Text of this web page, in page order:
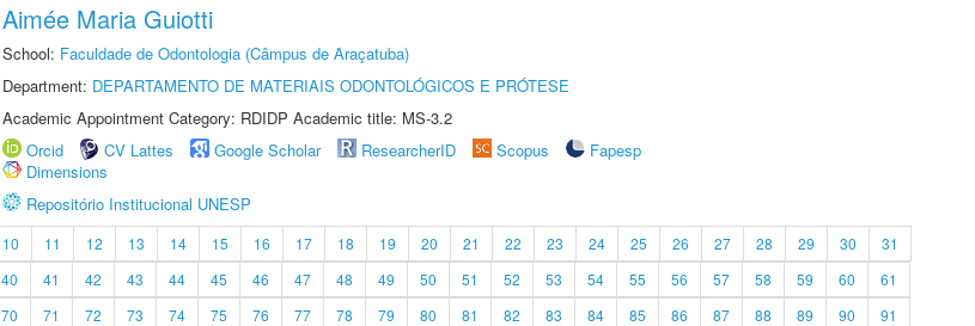
Aimée Maria Guiotti
School: Faculdade de Odontologia (Câmpus de Araçatuba)
Department: DEPARTAMENTO DE MATERIAIS ODONTOLÓGICOS E PRÓTESE
Academic Appointment Category: RDIDP Academic title: MS-3.2
Orcid
CV Lattes Google Scholar ResearcherID Scopus
Fapesp
Dimensions
Repositório Institucional UNESP
10 11 12 13 14 15 16 17 18 19 20 21 22 23 24 25 26 27 28 29 30
31
40 41 42 43 44 45 46 47 48 49 50 51 52 53 54 55 56 57 58 59 60
61
70 71 72 73 74 75 76 77 78 79 80 81 82 83 84 85 86 87 88 89 90
91